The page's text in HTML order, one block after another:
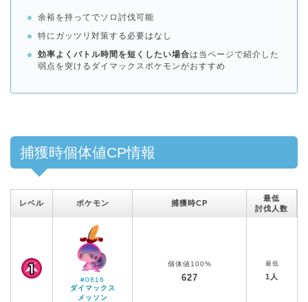
余裕を持ってでソロ討伐可能
特にガッツリ対策する必要はなし
効率よくバトル時間を短くしたい場合は当ページで紹介した
弱点を突けるダイマックスポケモンがおすすめ
捕獲時個体値CP情報
レベル ポケモン 捕獲時CP
最低
討伐人数
#0816
ダイマックス
メッソン
個体値100%
627
最低
1人